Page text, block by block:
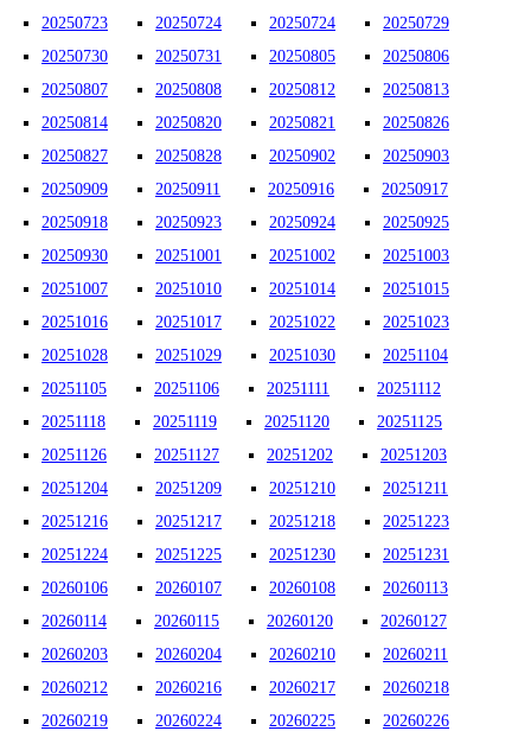
20250723
20250724 20250724
20250729
20250730
20250731 20250805
20250806
20250807
20250808 20250812
20250813
20250814
20250820 20250821
20250826
20250827
20250828 20250902
20250903
20250909
20250911 20250916
20250917
20250918
20250923 20250924
20250925
20250930
20251001 20251002
20251003
20251007
20251010 20251014
20251015
20251016
20251017 20251022
20251023
20251028
20251029 20251030
20251104
20251105
20251106 20251111
20251112
20251118
20251119 20251120
20251125
20251126
20251127 20251202
20251203
20251204
20251209 20251210
20251211
20251216
20251217 20251218
20251223
20251224
20251225 20251230
20251231
20260106
20260107 20260108
20260113
20260114
20260115 20260120
20260127
20260203
20260204 20260210
20260211
20260212
20260216 20260217
20260218
20260219
20260224 20260225
20260226